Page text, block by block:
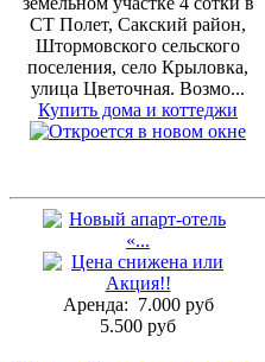
СТ Полет, Сакский район,
Штормовского сельского
поселения, село Крыловка,
улица Цветочная. Возмо...
Купить дома и коттеджи
Аренда: 7.000 руб
5.500 руб